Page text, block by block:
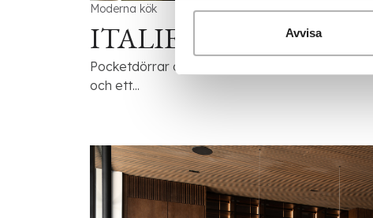
Avvisa
Moderna kök
ITALIEN
Pocketdörrar och tidlös köksarkitektur. Här
och ett...